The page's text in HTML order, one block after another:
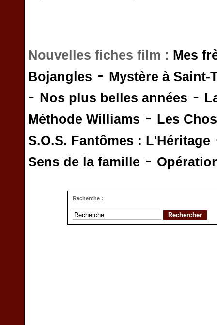
Nouvelles fiches film : Mes
Bojangles - Mystère à Saint-
- Nos plus belles années -
Méthode Williams - Les
S.O.S. Fantômes : L'Héritage
Sens de la famille -
Recherche :